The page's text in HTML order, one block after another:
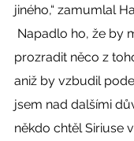
jiného,“ zamumlal
prozradit něco z
aniž by vzbudil
jsem nad dalšími
někdo chtěl Siriuse